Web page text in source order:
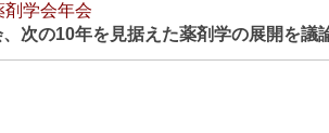
学会年会
、次の10年を見据えた薬剤学の展開を議